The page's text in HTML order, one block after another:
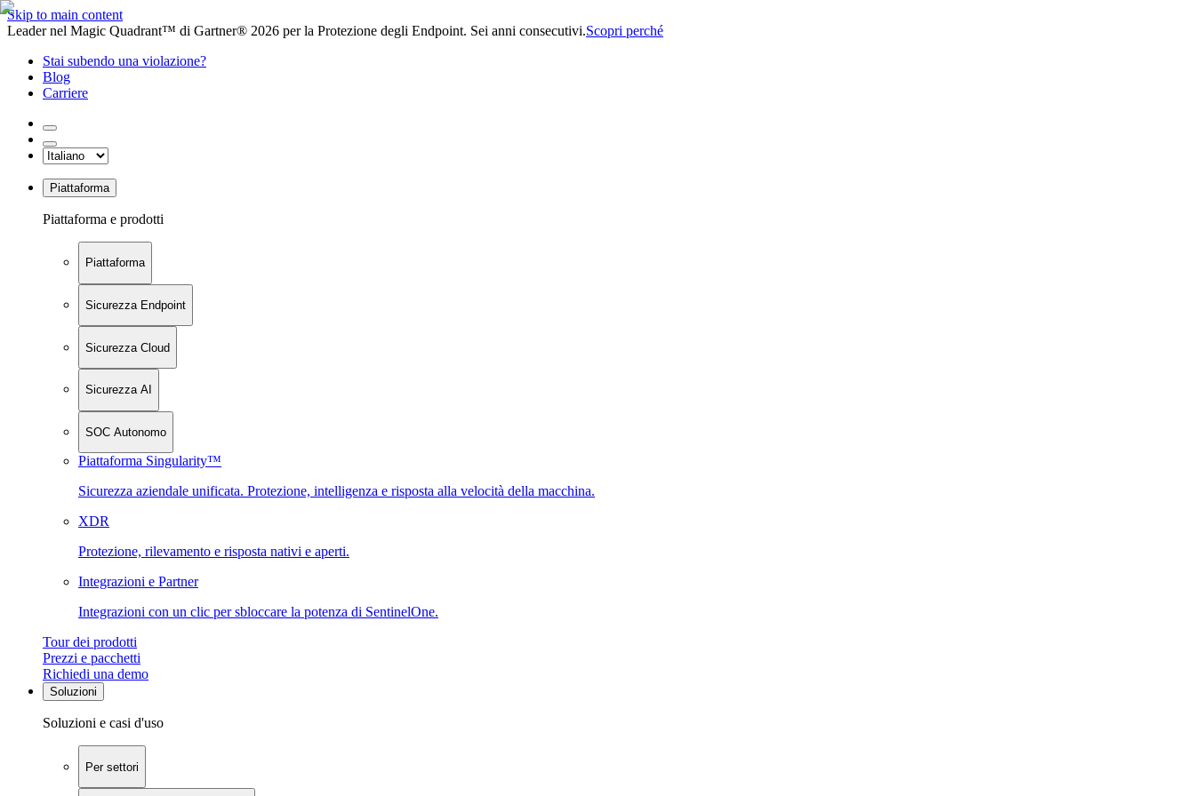
Skip to main content
Leader nel Magic Quadrant™ di Gartner® 2026 per la Protezione degli Endpoint. Sei anni consecutivi.Scopri perché
Stai subendo una violazione?
Blog
Carriere
Piattaforma
Piattaforma e prodotti
Piattaforma
Sicurezza Endpoint
Sicurezza Cloud
Sicurezza AI
SOC Autonomo
Piattaforma Singularity™
Sicurezza aziendale unificata. Protezione, intelligenza e risposta alla velocità della macchina.
XDR
Protezione, rilevamento e risposta nativi e aperti.
Integrazioni e Partner
Integrazioni con un clic per sbloccare la potenza di SentinelOne.
Tour dei prodotti
Prezzi e pacchetti
Richiedi una demo
Soluzioni
Soluzioni e casi d'uso
Per settori